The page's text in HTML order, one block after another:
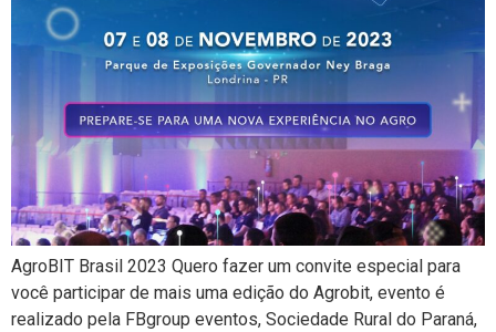
AgroBIT Brasil 2023 Quero fazer um convite especial para
você participar de mais uma edição do Agrobit, evento é
realizado pela FBgroup eventos, Sociedade Rural do Paraná,